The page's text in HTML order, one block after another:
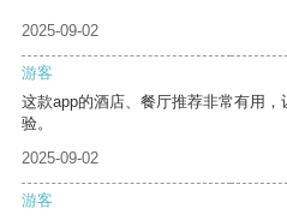
2025-09-02
游客
这款app的酒店、餐厅推荐非常有用
验。
2025-09-02
游客